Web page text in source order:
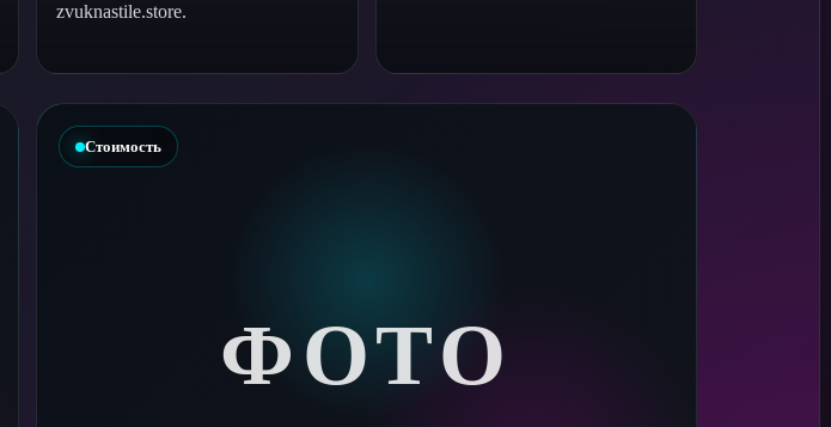
zvuknastile.store.
Стоимость
ФОТО